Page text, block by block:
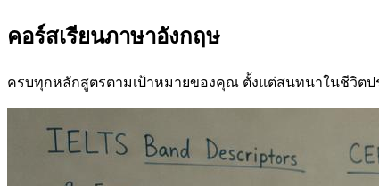
คอร์สเรียนภาษาอังกฤษ
ครบทุกหลักสูตรตามเป้าหมายของคุณ ตั้งแต่สนทนาในชีวิตป